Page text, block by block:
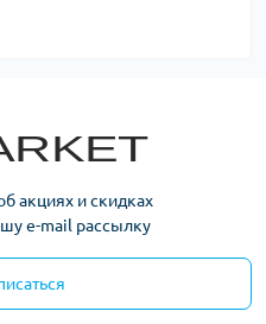
акциях и скидках
e-mail рассылку